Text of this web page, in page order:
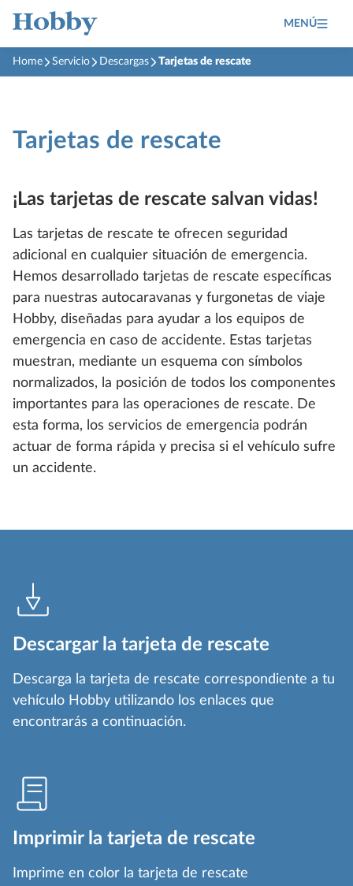
MENÚ
Home Servicio Descargas Tarjetas de rescate
Tarjetas de rescate
¡Las tarjetas de rescate salvan vidas!
Las tarjetas de rescate te ofrecen seguridad
adicional en cualquier situación de emergencia.
Hemos desarrollado tarjetas de rescate específicas
para nuestras autocaravanas y furgonetas de viaje
Hobby, diseñadas para ayudar a los equipos de
emergencia en caso de accidente. Estas tarjetas
muestran, mediante un esquema con símbolos
normalizados, la posición de todos los componentes
importantes para las operaciones de rescate. De
esta forma, los servicios de emergencia podrán
actuar de forma rápida y precisa si el vehículo sufre
un accidente.
Descargar la tarjeta de rescate
Descarga la tarjeta de rescate correspondiente a tu
vehículo Hobby utilizando los enlaces que
encontrarás a continuación.
Imprimir la tarjeta de rescate
Imprime en color la tarjeta de rescate